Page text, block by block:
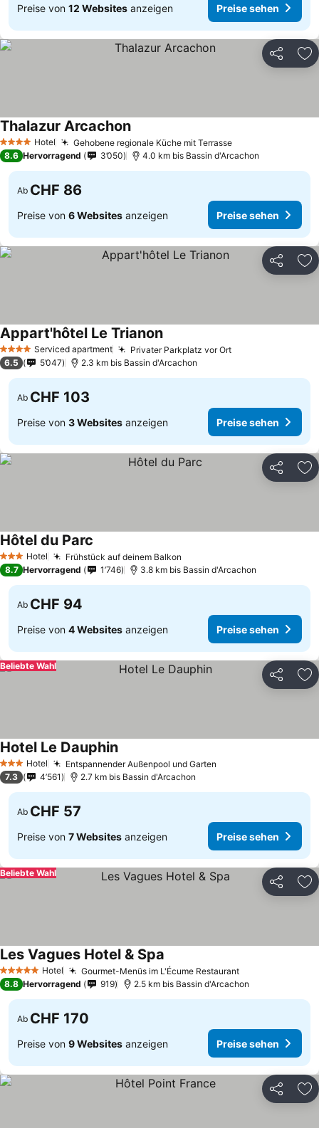
Preise von 12 Websites anzeigen Preise sehen
Teilen
4 Sterne Hotel Gehobene regionale Küche mit TerrassePreise sehen
Thalazur ArcachonPreise sehen
8.6 Hervorragend 3’050 4.0 km bis Bassin d'Arcachon
Ab CHF 86
Preise von 6 Websites anzeigen Preise sehen
Teilen
4 Sterne Serviced apartment Privater Parkplatz vor OrtPreise sehen
Appart'hôtel Le TrianonPreise sehen
6.5 5’047 2.3 km bis Bassin d'Arcachon
Ab CHF 103
Preise von 3 Websites anzeigen Preise sehen
Teilen
3 SterneHotel Frühstück auf deinem Balkon
Hôtel du Parc
8.7 Hervorragend 1’746 3.8 km bis Bassin d'Arcachon
Ab CHF 94
Preise von 4 Websites anzeigen Preise sehen
Teilen
Beliebte Wahl
3 SterneHotel Entspannender Außenpool und Garten
Hotel Le DauphinPreise sehen
7.3 4’561 2.7 km bis Bassin d'Arcachon
Ab CHF 57
Preise von 7 Websites anzeigen Preise sehen
Teilen
Beliebte Wahl
5 Sterne Hotel Gourmet-Menüs im L'Écume RestaurantPreise sehen
Les Vagues Hotel & Spa Preise sehen
8.8 Hervorragend 919 2.5 km bis Bassin d'Arcachon
Ab CHF 170
Preise von 9 Websites anzeigen Preise sehen
Teilen